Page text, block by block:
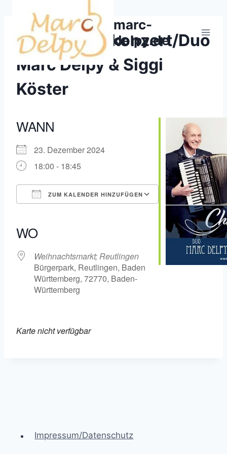
springen
marc-
delpy.de
Weihnachtskonzert/Duo
Marc Delpy & Siggi
Köster
WANN
23. Dezember 2024
18:00 - 18:45
ZUM KALENDER HINZUFÜGEN
WO
Weihnachtsmarkt; Reutlingen
Bürgerpark, Reutlingen, Baden
Württemberg, 72770, Baden-
Württemberg
Karte nicht verfügbar
Impressum/Datenschutz